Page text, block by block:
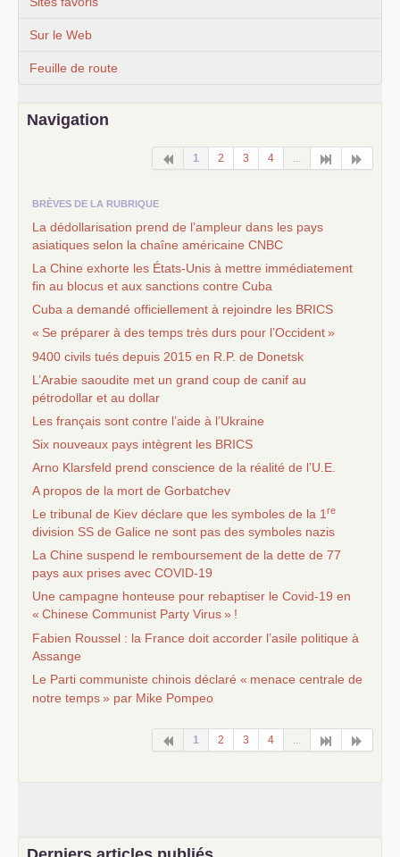
Sur le Web
Feuille de route
Navigation
1 2 3 4 ...
BRÈVES DE LA RUBRIQUE
La dédollarisation prend de l’ampleur dans les pays
asiatiques selon la chaîne américaine CNBC
La Chine exhorte les États-Unis à mettre immédiatement
fin au blocus et aux sanctions contre Cuba
Cuba a demandé officiellement à rejoindre les BRICS
« Se préparer à des temps très durs pour l’Occident»
9400 civils tués depuis 2015 en R.P. de Donetsk
L’Arabie saoudite met un grand coup de canif au
pétrodollar et au dollar
Les français sont contre l’aide à l’Ukraine
Six nouveaux pays intègrent les BRICS
Arno Klarsfeld prend conscience de la réalité de l’U.E.
A propos de la mort de Gorbatchev
Le tribunal de Kiev déclare que les symboles de la 1 re
division SS de Galice ne sont pas des symboles nazis
La Chine suspend le remboursement de la dette de 77
pays aux prises avec COVID-19
Une campagne honteuse pour rebaptiser le Covid-19 en
« Chinese Communist Party Virus» !
Fabien Roussel : la France doit accorder l’asile politique à
Assange
Le Parti communiste chinois déclaré « menace centrale de
notre temps» par Mike Pompeo
1 2 3 4 ...